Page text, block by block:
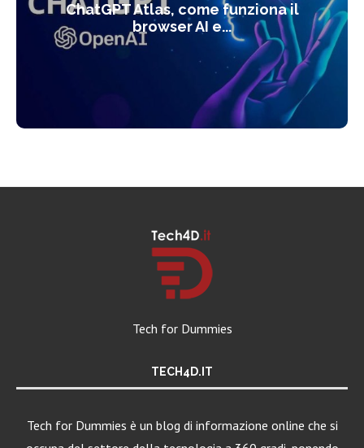
ChatGPT Atlas, come funziona il
browser AI e...
Tech for Dummies
TECH4D.IT
Tech for Dummies è un blog di informazione online che si